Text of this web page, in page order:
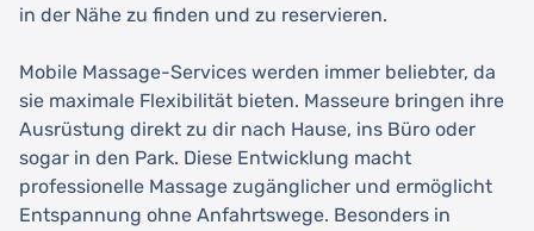
in der Nähe zu finden und zu reservieren.
Mobile Massage-Services werden immer beliebter, da
sie maximale Flexibilität bieten. Masseure bringen ihre
Ausrüstung direkt zu dir nach Hause, ins Büro oder
sogar in den Park. Diese Entwicklung macht
professionelle Massage zugänglicher und ermöglicht
Entspannung ohne Anfahrtswege. Besonders in